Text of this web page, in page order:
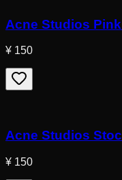
Acne Studios
¥ 150
Acne Studios
¥ 150